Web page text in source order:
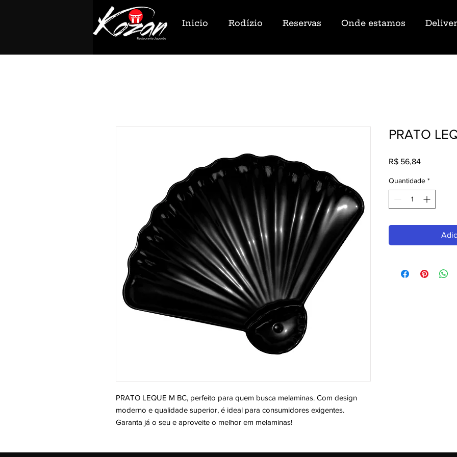
Inicio Rodízio Reservas Onde estamos
PRATO LEQUE M BC, perfeito para quem busca melaminas. Com design
moderno e qualidade superior, é ideal para consumidores exigentes.
Garanta já o seu e aproveite o melhor em melaminas!
PRATO
R$ 56,84Preço
Quantidade *